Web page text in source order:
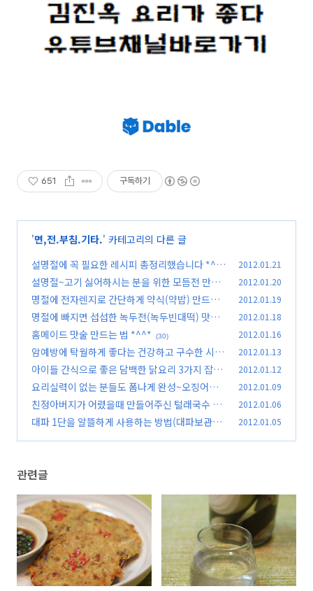
651 구독하기
'면,전.부침.기타.' 카테고리의 다른 글
설명절에 꼭 필요한 레시피 총정리했습니다 *^^
*
(23)
2012.01.21
설명절~고기 싫어하시는 분을 위한 모듬전 만들
기 *^^* (25)
2012.01.20
명절에 전자렌지로 간단하게 약식(약밥) 만드는
방법 *^^* (31)
2012.01.19
명절에 빠지면 섭섭한 녹두전(녹두빈대떡) 맛있
게 만드는법 *^^* (36)
2012.01.18
홈메이드 맛술 만드는 법 *^^* (30) 2012.01.16
암예방에 탁월하게 좋다는 건강하고 구수한 시래
기죽 *^^* (30)
2012.01.13
아이들 간식으로 좋은 담백한 닭요리 3가지 잡지
촬영했습니다. (36)
2012.01.12
요리실력이 없는 분들도 폼나게 완성~오징어초
샐러드 *^^*
(40)
2012.01.09
친정아버지가 어렸을때 만들어주신 털래국수 *^
^*
(41)
2012.01.06
대파 1단을 알뜰하게 사용하는 방법(대파보관법) 2012.01.05
관련글